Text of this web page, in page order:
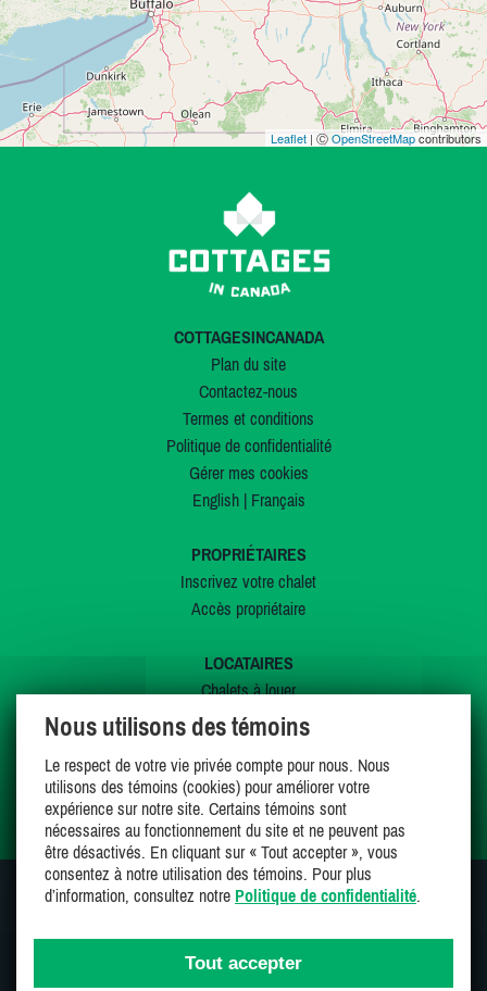
Leaflet | ⒸOpenStreetMapcontributors
COTTAGESINCANADA
Plan du site
Contactez-nous
Termes et conditions
Politique de confidentialité
Gérer mes cookies
English| Français
PROPRIÉTAIRES
Inscrivez votre chalet
Accès propriétaire
LOCATAIRES
Chalets à louer
Chalets à vendre
Offres spéciales
Mes favoris
SUIVEZ-NOUS SUR
Nous utilisons des témoins
Le respect de votre vie privée compte pour nous. Nous
utilisons des témoins (cookies) pour améliorer votre
expérience sur notre site. Certains témoins sont
nécessaires au fonctionnement du site et ne peuvent pas
être désactivés. En cliquant sur « Tout accepter », vous
consentez à notre utilisation des témoins. Pour plus
d’information, consultez notre Politique de confidentialité.
Tout accepter